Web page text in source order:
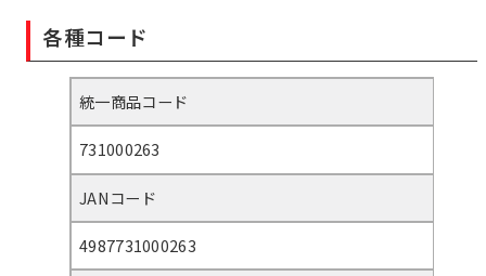
各種コード
統一商品コード
731000263
JANコード
4987731000263